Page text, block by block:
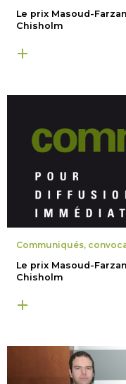
Le prix Masoud-
Chisholm
Communiqués,
Le prix Masoud-
Chisholm